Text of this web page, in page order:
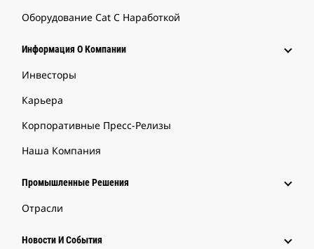
Оборудование Cat С Наработкой
Информация О Компании
Инвесторы
Карьера
Корпоративные Пресс-Релизы
Наша Компания
Промышленные Решения
Отрасли
Новости И События